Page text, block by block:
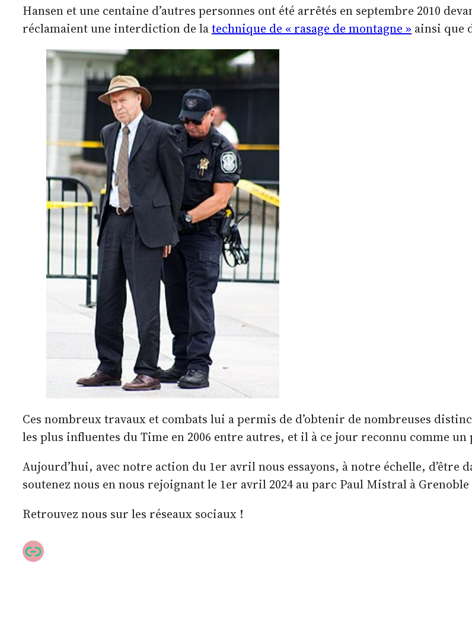
Hansen et une centaine d’autres personnes ont été arrêtés en septembre 2010
réclamaient une interdiction de latechnique de « rasage de montagne » ainsi que
Ces nombreux travaux et combats lui a permis de d’obtenir de nombreuses
les plus influentes du Time en 2006 entre autres, et il à ce jour reconnu comme
Aujourd’hui, avec notre action du 1er avril nous essayons, à notre échelle, d’être
soutenez nous en nous rejoignant le 1er avril 2024 au parc Paul Mistral à Grenoble
Retrouvez nous sur les réseaux sociaux !
Lien